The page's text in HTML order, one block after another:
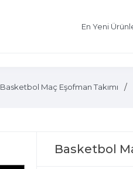
En Yeni
Basketbol Maç Eşofman Takımı
Basketbol